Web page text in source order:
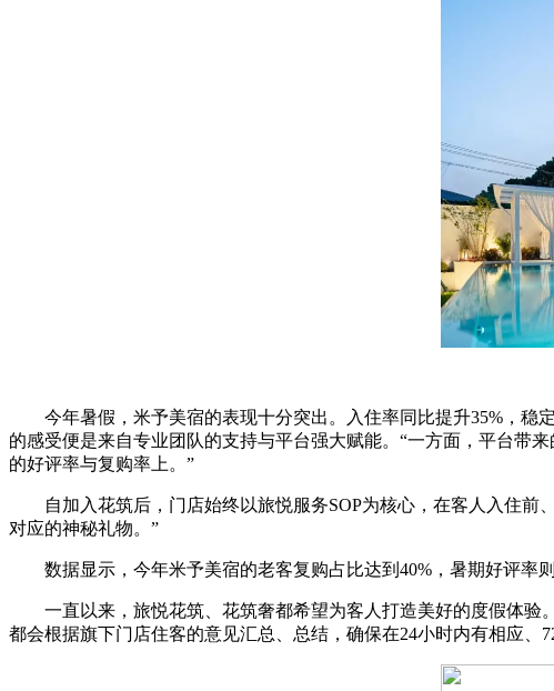
今年暑假，米予美宿的表现十分突出。入住率同比提升35%，稳
的感受便是来自专业团队的支持与平台强大赋能。“一方面，平台带
的好评率与复购率上。”
自加入花筑后，门店始终以旅悦服务SOP为核心，在客人入住前
对应的神秘礼物。”
数据显示，今年米予美宿的老客复购占比达到40%，暑期好评率则
一直以来，旅悦花筑、花筑奢都希望为客人打造美好的度假体验
都会根据旗下门店住客的意见汇总、总结，确保在24小时内有相应、